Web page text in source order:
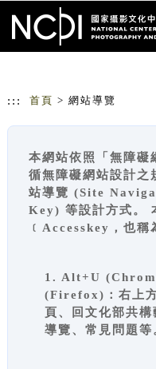
跳到主要內容
::: 首頁 > 網站導覽
本網站依照「無障礙
循無障礙網站設計
站導覽 (Site
Key) 等設計方式。
﹝Accesskey，也稱
1. Alt+U
(Firefox)：右上
頁、回文化部共
導覽、常見問題等